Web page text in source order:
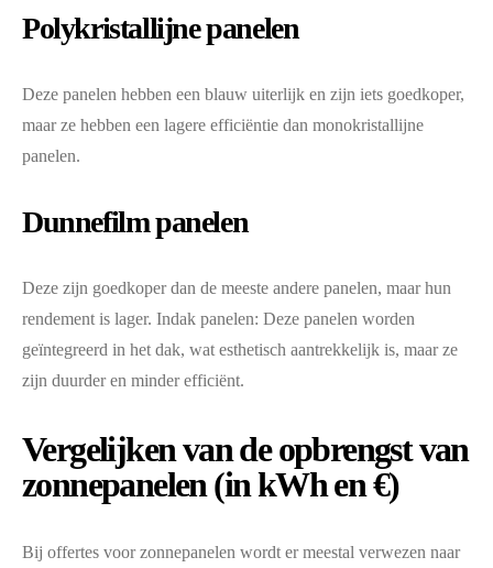
Polykristallijne panelen
Deze panelen hebben een blauw uiterlijk en zijn iets goedkoper,
maar ze hebben een lagere efficiëntie dan monokristallijne
panelen.
Dunnefilm panelen
Deze zijn goedkoper dan de meeste andere panelen, maar hun
rendement is lager. Indak panelen: Deze panelen worden
geïntegreerd in het dak, wat esthetisch aantrekkelijk is, maar ze
zijn duurder en minder efficiënt.
Vergelijken van de opbrengst van
zonnepanelen (in kWh en €)
Bij offertes voor zonnepanelen wordt er meestal verwezen naar